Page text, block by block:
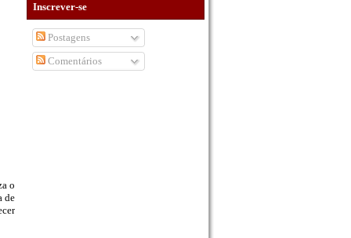
o
de
Inscrever-se
Postagens
Comentários